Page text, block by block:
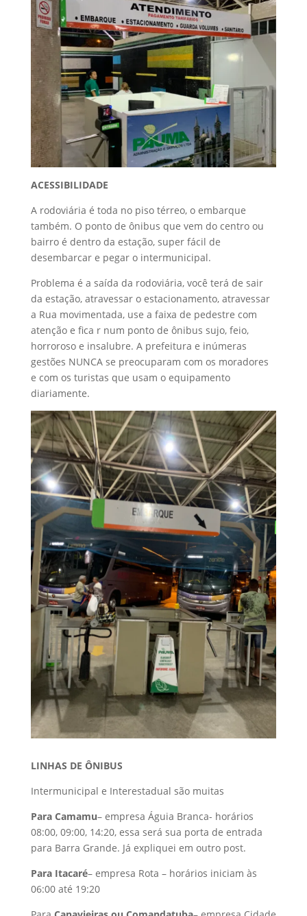
ACESSIBILIDADE
A rodoviária é toda no piso térreo, o embarque
também. O ponto de ônibus que vem do centro ou
bairro é dentro da estação, super fácil de
desembarcar e pegar o intermunicipal.
Problema é a saída da rodoviária, você terá de sair
da estação, atravessar o estacionamento, atravessar
a Rua movimentada, use a faixa de pedestre com
atenção e fica r num ponto de ônibus sujo, feio,
horroroso e insalubre. A prefeitura e inúmeras
gestões NUNCA se preocuparam com os moradores
e com os turistas que usam o equipamento
diariamente.
LINHAS DE ÔNIBUS
Intermunicipal e Interestadual são muitas
Para Camamu– empresa Águia Branca- horários
08:00, 09:00, 14:20, essa será sua porta de entrada
para Barra Grande. Já expliquei em outro post.
Para Itacaré– empresa Rota – horários iniciam às
06:00 até 19:20